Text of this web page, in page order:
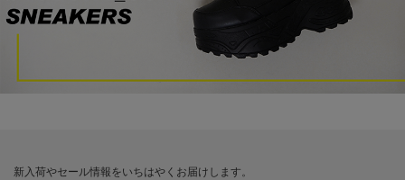
新入荷やセール情報をいちはやくお届けします。